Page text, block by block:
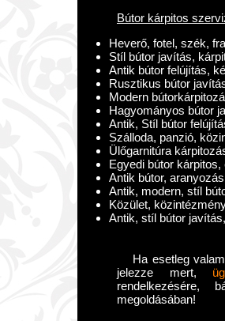
Bútor kárpitos
Heverő, fotel, szék,
Stíl bútor javítás,
Antik bútor felújítás,
Rusztikus bútor
Modern
Hagyományos bútor
Antik, Stíl bútor
Szálloda, panzió,
Ülőgarnitúra
Egyedi bútor
Antik bútor,
Antik, modern, stíl
Közület,
Antik, stíl bútor
Ha esetleg
jelezze mert,
rendelkezésére,
megoldásában!